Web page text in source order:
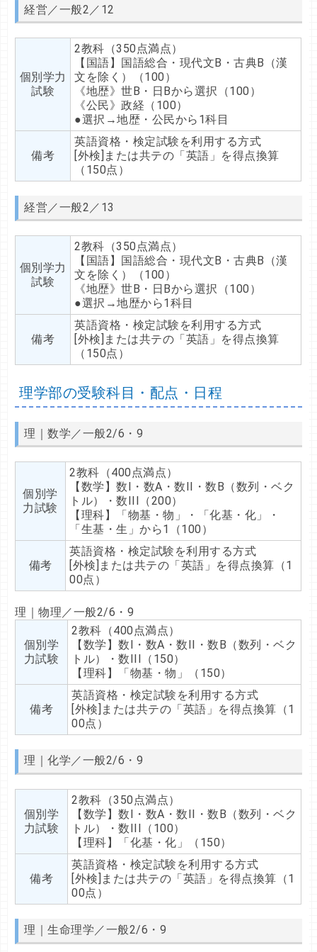
経営／一般2／12
個別学力
試験
2教科（350点満点）
【国語】国語総合・現代文B・古典B（漢
文を除く）（100）
《地歴》世B・日Bから選択（100）
《公民》政経（100）
●選択→地歴・公民から1科目
備考
英語資格・検定試験を利用する方式
[外検]または共テの「英語」を得点換算
（150点）
経営／一般2／13
個別学力
試験
2教科（350点満点）
【国語】国語総合・現代文B・古典B（漢
文を除く）（100）
《地歴》世B・日Bから選択（100）
●選択→地歴から1科目
備考
英語資格・検定試験を利用する方式
[外検]または共テの「英語」を得点換算
（150点）
理学部の受験科目・配点・日程
理｜数学／一般2/6・9
個別学
力試験
2教科（400点満点）
【数学】数I・数A・数II・数B（数列・ベク
トル）・数III（200）
【理科】「物基・物」・「化基・化」・
「生基・生」から1（100）
備考
英語資格・検定試験を利用する方式
[外検]または共テの「英語」を得点換算（1
00点）
理｜物理／一般2/6・9
個別学
力試験
2教科（400点満点）
【数学】数I・数A・数II・数B（数列・ベク
トル）・数III（150）
【理科】「物基・物」（150）
備考
英語資格・検定試験を利用する方式
[外検]または共テの「英語」を得点換算（1
00点）
理｜化学／一般2/6・9
個別学
力試験
2教科（350点満点）
【数学】数I・数A・数II・数B（数列・ベク
トル）・数III（100）
【理科】「化基・化」（150）
備考
英語資格・検定試験を利用する方式
[外検]または共テの「英語」を得点換算（1
00点）
理｜生命理学／一般2/6・9